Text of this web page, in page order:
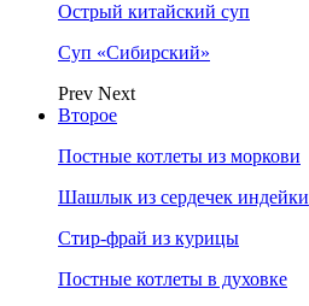
Острый китайский суп
Суп «Сибирский»
Prev Next
Второе
Постные котлеты из моркови
Шашлык из сердечек индейки
Стир-фрай из курицы
Постные котлеты в духовке